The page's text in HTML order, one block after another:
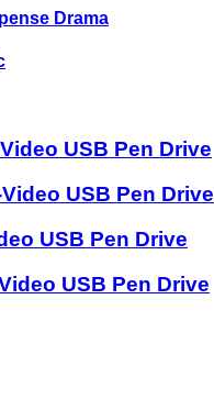
Drama
USB Pen Drive
USB Pen Drive
USB Pen Drive
USB Pen Drive